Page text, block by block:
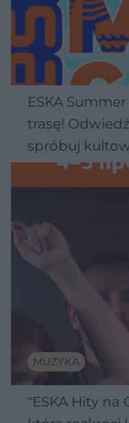
ESKA
trasę!
spróbuj
Wawelu
MUZYKA
"ESKA Hity na